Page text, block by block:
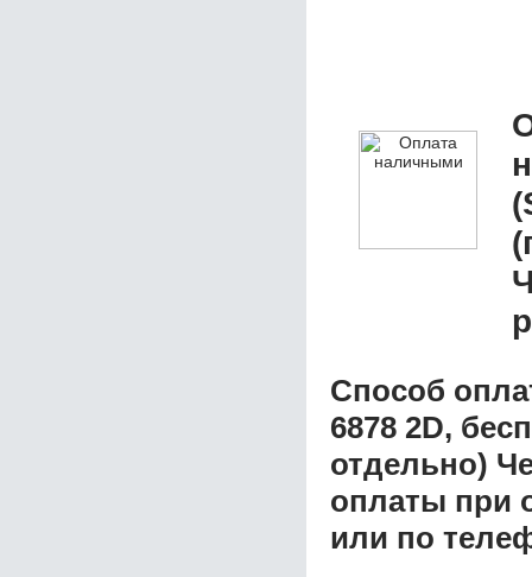
Способ
6878 2D,
отдельно)
оплаты при
или по